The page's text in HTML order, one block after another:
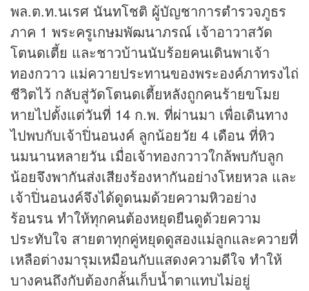
พล.ต.ท.นเรศ นันทโชติ ผู้บัญชาการตำรวจภูธร
ภาค 1 พระครูเกษมพัฒนาภรณ์ เจ้าอาวาสวัด
โตนดเตี้ย และชาวบ้านนับร้อยคนเดินพาเจ้า
ทองกวาว แม่ควายประทานของพระองค์ภาทรงไถ่
ชีวิตไว้ กลับสู่วัดโตนดเตี้ยหลังถูกคนร้ายขโมย
หายไปตั้งแต่วันที่ 14 ก.พ. ที่ผ่านมา เพื่อเดินทาง
ไปพบกับเจ้าปิ่นอนงค์ ลูกน้อยวัย 4 เดือน ที่หิว
นมนานหลายวัน เมื่อเจ้าทองกวาวใกล้พบกับลูก
น้อยจึงพากันส่งเสียงร้องหากันอย่างโหยหวล และ
เจ้าปิ่นอนงค์จึงได้ดูดนมด้วยความหิวอย่าง
ร้อนรน ทำให้ทุกคนต้องหยุดยืนดูด้วยความ
ประทับใจ สายตาทุกคู่หยุดดูสองแม่ลูกและควายที่
เหลือต่างมารุมเหมือนกับแสดงความดีใจ ทำให้
บางคนถึงกับต้องกลั้นเก็บน้ำตาแทบไม่อยู่